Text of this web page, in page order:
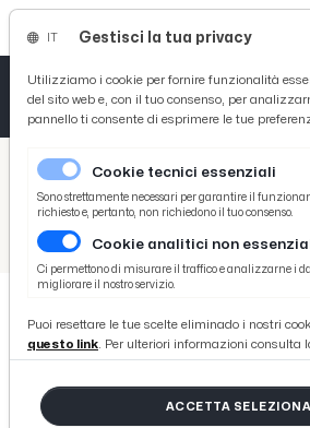
/ Picenotime
/ Varie
/ Serie D
/ Vis Pesaro-Matelica 1-1, highlights
Vis Pesaro-Matelica
e voci Riolfo-Tiozzo
Gestisci la tua privacy
Utilizziamo i cookie per fornire funzionalità
del sito web e, con il tuo consenso, per
pannello ti consente di esprimere le tue
Cookie tecnici essenziali
Sono strettamente necessari per garantire il
richiesto e, pertanto, non richiedono il tuo consenso.
Cookie analitici non
Ci permettono di misurare il traffico e analizzarne i
migliorare il nostro servizio.
Puoi resettare le tue scelte eliminado i nostri
questo link. Per ulteriori informazioni consulta
ACCETTA
Tutto News
Tutto Sport
Basket
Ciclismo
Tutto Curiosità